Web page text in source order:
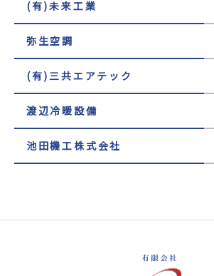
(有)未来工業
弥生空調
(有)三共エアテック
渡辺冷暖設備
池田機工株式会社